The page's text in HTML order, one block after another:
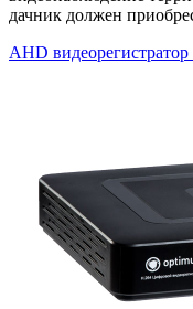
дачник должен
AHD